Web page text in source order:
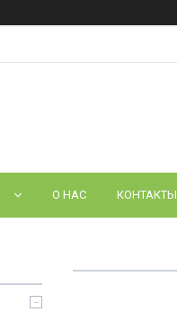
О НАС КОНТАКТЫ